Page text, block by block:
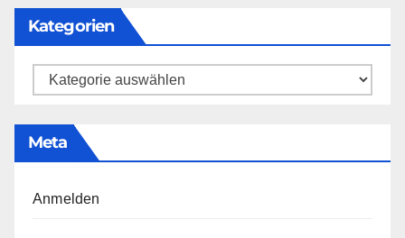
Kategorien
Kategorien
Meta
Anmelden